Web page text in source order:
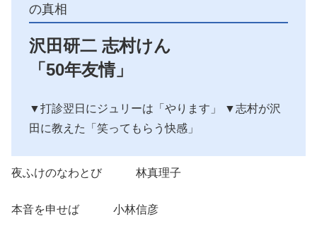
の真相
沢田研二 志村けん
「50年友情」
▼打診翌日にジュリーは「やります」 ▼志村が沢
田に教えた「笑ってもらう快感」
夜ふけのなわとび 林真理子
本音を申せば 小林信彦